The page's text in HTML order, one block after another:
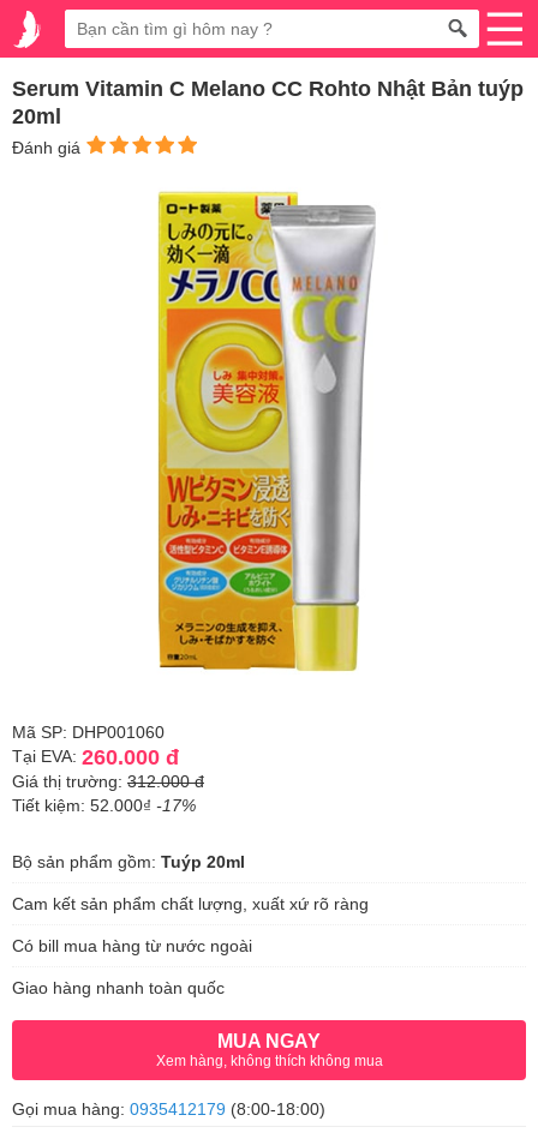
Serum Vitamin C Melano CC Rohto Nhật Bản tuýp
20ml
Đánh giá
Mã SP: DHP001060
Tại EVA: 260.000 đ
Giá thị trường: 312.000 đ
Tiết kiệm: 52.000₫ -17%
Bộ sản phẩm gồm: Tuýp 20ml
Cam kết sản phẩm chất lượng, xuất xứ rõ ràng
Có bill mua hàng từ nước ngoài
Giao hàng nhanh toàn quốc
MUA NGAY
Xem hàng, không thích không mua
Gọi mua hàng: 0935412179 (8:00-18:00)